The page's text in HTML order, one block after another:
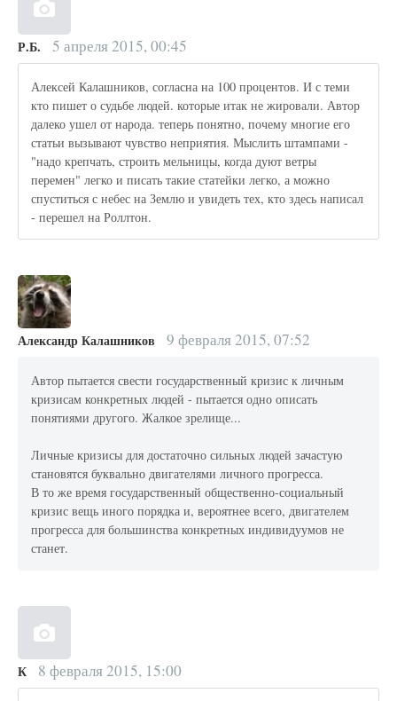
Р.Б. 5 апреля 2015, 00:45
Алексей Калашников, согласна на 100 процентов. И с теми
кто пишет о судьбе людей. которые итак не жировали. Автор
далеко ушел от народа. теперь понятно, почему многие его
статьи вызывают чувство неприятия. Мыслить штампами -
"надо крепчать, строить мельницы, когда дуют ветры
перемен" легко и писать такие статейки легко, а можно
спуститься с небес на Землю и увидеть тех, кто здесь написал
- перешел на Роллтон.
Александр Калашников 9 февраля 2015, 07:52
Автор пытается свести государственный кризис к личным
кризисам конкретных людей - пытается одно описать
понятиями другого. Жалкое зрелище...
Личные кризисы для достаточно сильных людей зачастую
становятся буквально двигателями личного прогресса.
В то же время государственный общественно-социальный
кризис вещь иного порядка и, вероятнее всего, двигателем
прогресса для большинства конкретных индивидуумов не
станет.
К 8 февраля 2015, 15:00